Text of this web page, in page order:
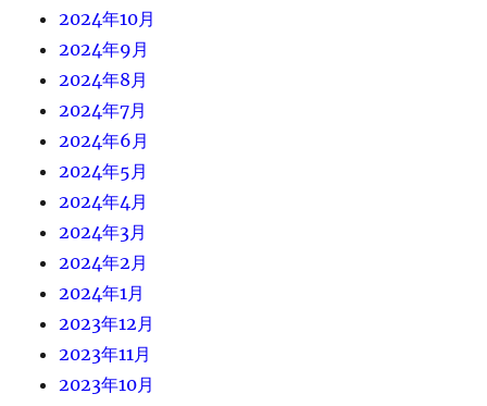
2024年10月
2024年9月
2024年8月
2024年7月
2024年6月
2024年5月
2024年4月
2024年3月
2024年2月
2024年1月
2023年12月
2023年11月
2023年10月